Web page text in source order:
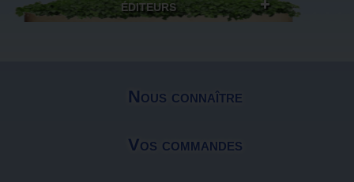
ÉDITEURS
Nous connaître
Vos commandes